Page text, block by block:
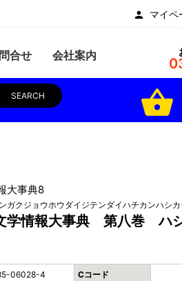
マイペ
合せ 会社案内
SEARCH shopping_basket
大事典8
ガクジョウホウダイジテンダイハチカンハシカ
学情報大事典 第八巻 ハ
06028-4 Cコード